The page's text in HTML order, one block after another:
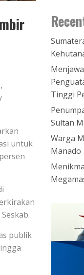
untuk
publik
Tinggi
Sultan
Warga
Manado